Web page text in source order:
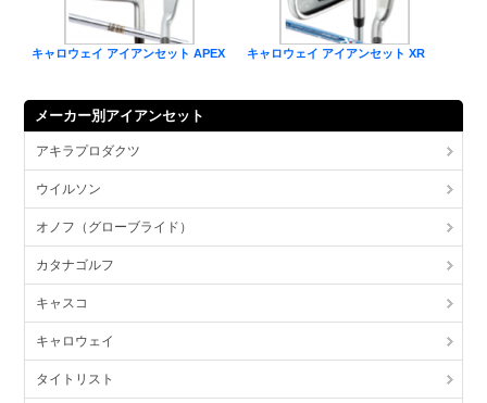
キャロウェイ アイアンセット APEX キャロウェイ アイアンセット XR
メーカー別アイアンセット
アキラプロダクツ
ウイルソン
オノフ（グローブライド）
カタナゴルフ
キャスコ
キャロウェイ
タイトリスト